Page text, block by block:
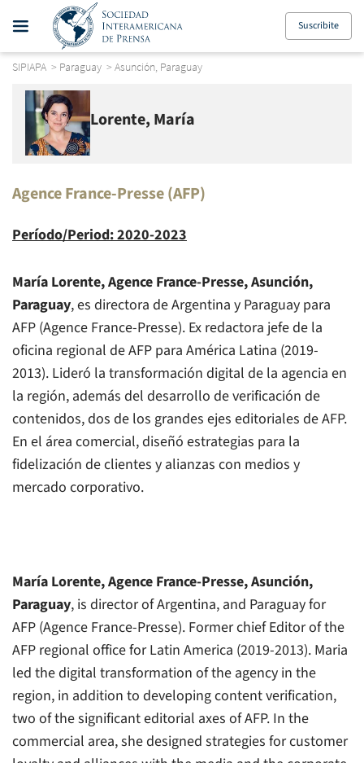
Suscribite
SIPIAPA > Paraguay > Asunción, Paraguay
Lorente, María
Agence France-Presse (AFP)
Período/Period: 2020-2023
María Lorente,Agence France-Presse, Asunción,
Paraguay, es directora de Argentina y Paraguay para
AFP (Agence France-Presse). Ex redactora jefe de la
oficina regional deAFP para América Latina (2019-
2013). Lideró la transformación digital de la agencia en
la región, además del desarrollo de verificación de
contenidos, dos de los grandes ejes editoriales deAFP.
En el área comercial, diseñó estrategias para la
fidelización de clientes y alianzas con medios y
mercado corporativo.
María Lorente,Agence France-Presse, Asunción,
Paraguay, is director of Argentina, and Paraguay for
AFP (Agence France-Presse). Former chief Editor of the
AFP regional office for Latin America (2019-2013). Maria
led the digital transformation of the agency in the
region, in addition to developing content verification,
two of the significant editorial axes ofAFP. In the
commercial area, she designed strategies for customer